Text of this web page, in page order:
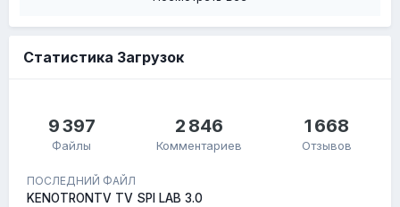
Статистика Загрузок
9 397
Файлы
2 846
Комментариев
1 668
Отзывов
ПОСЛЕДНИЙ ФАЙЛ
KENOTRONTV TV SPI LAB 3.0